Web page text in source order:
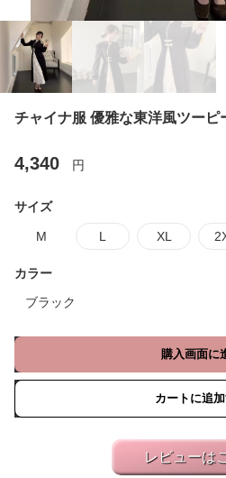
チャイナ服 優雅な東洋風ツーピ
4,340 円
サイズ
M L XL
カラー
ブラック
購入画面に
カートに追
レビューは